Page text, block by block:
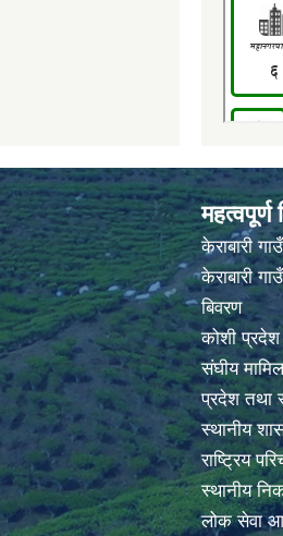
केराबारी
केराबारी
बिवरण
कोशी
संघीय
प्रदेश तथा
स्थानीय
राष्ट्रिय
स्थानीय
लोक सेवा